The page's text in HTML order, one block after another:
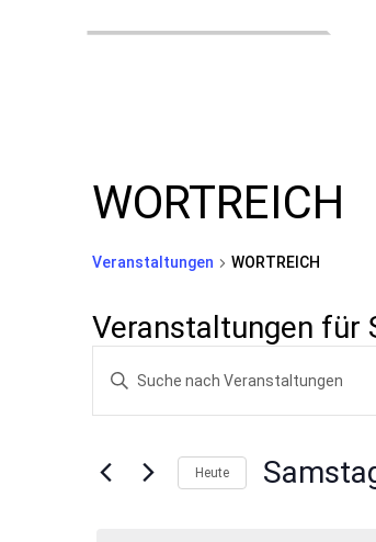
WORTREICH
Veranstaltungen WORTREICH
Veranstaltungen für
Veranstaltungen
Suche
Ansichten,
Bitte
Suche
Heute